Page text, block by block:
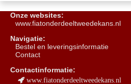
Onze websites:
www.fiatonderdeeltweedekans.nl
Navigatie:
Bestel en leveringsinformatie
Contact
Contactinformatie:
www.fiatonderdeeltweedekans.nl